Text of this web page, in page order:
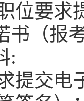
位要求
（报考
:
交电子